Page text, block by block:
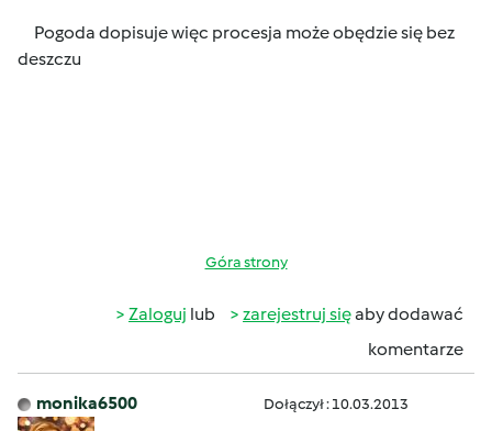
Pogoda dopisuje więc procesja może obędzie się bez
deszczu
Góra strony
Zaloguj lub zarejestruj sięaby dodawać
komentarze
monika6500 Dołączył : 10.03.2013